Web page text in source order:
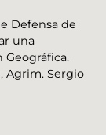
Defensa de
una
Agrim. Sergio